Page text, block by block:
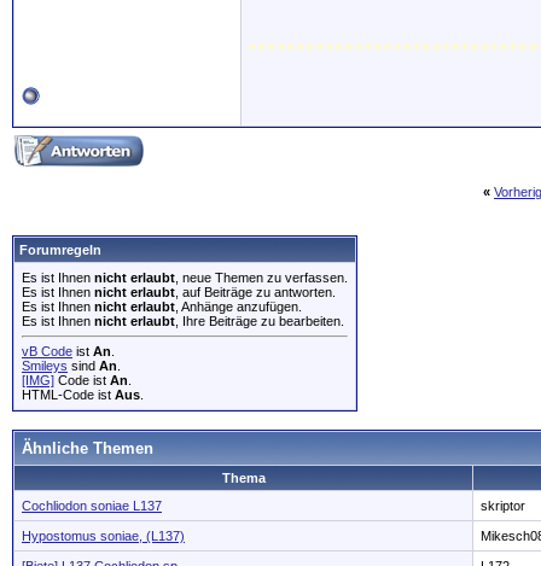
«
Forumregeln
Es ist Ihnen nicht erlaubt , neue Themen zu verfassen.
Es ist Ihnen nicht erlaubt , auf Beiträge zu antworten.
Es ist Ihnen nicht erlaubt , Anhänge anzufügen.
Es ist Ihnen nicht erlaubt , Ihre Beiträge zu bearbeiten.
vB Code ist An
Smileys sind An
[IMG] Code ist An
HTML-Code ist Aus
Ähnliche Themen
Thema
Cochliodon soniae L137
skriptor
Hypostomus soniae, (L137)